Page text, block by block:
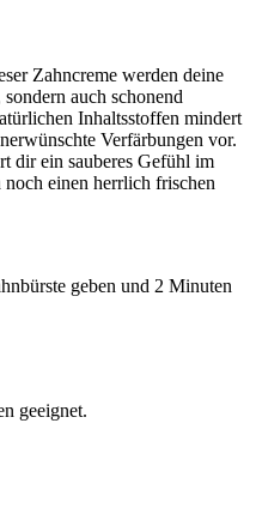
Zahncreme werden deine
auch schonend
Inhaltsstoffen mindert
Verfärbungen vor.
dir ein sauberes Gefühl im
einen herrlich frischen
geben und 2 Minuten
geeignet.